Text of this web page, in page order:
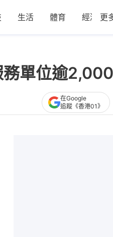
生活 體育 經濟 更
單位逾
在Google
追蹤《香港01》